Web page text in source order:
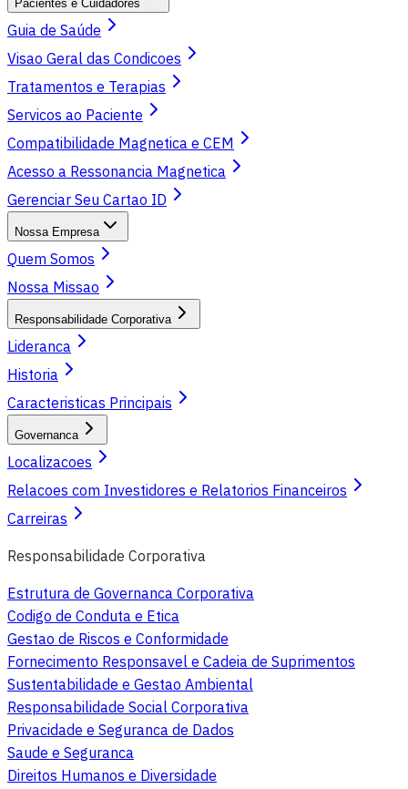
Pacientes e Cuidadores
Guia de Saúde
Visao Geral das Condicoes
Tratamentos e Terapias
Servicos ao Paciente
Compatibilidade Magnetica e CEM
Acesso a Ressonancia Magnetica
Gerenciar Seu Cartao ID
Nossa Empresa
Quem Somos
Nossa Missao
Responsabilidade Corporativa
Lideranca
Historia
Caracteristicas Principais
Governanca
Localizacoes
Relacoes com Investidores e Relatorios Financeiros
Carreiras
Responsabilidade Corporativa
Estrutura de Governanca Corporativa
Codigo de Conduta e Etica
Gestao de Riscos e Conformidade
Fornecimento Responsavel e Cadeia de Suprimentos
Sustentabilidade e Gestao Ambiental
Responsabilidade Social Corporativa
Privacidade e Seguranca de Dados
Saude e Seguranca
Direitos Humanos e Diversidade